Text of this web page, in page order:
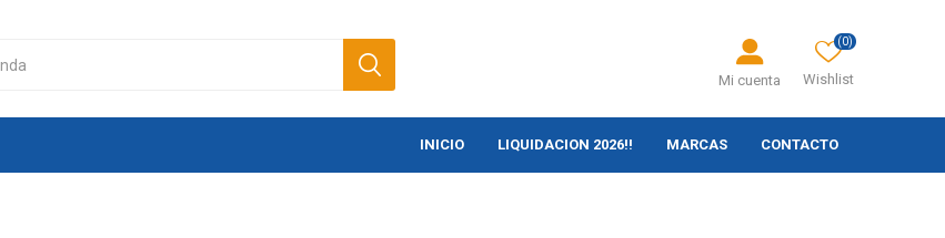
Mi cuenta Wishlist
(0)
INICIO LIQUIDACION 2026!! MARCAS CONTACTO